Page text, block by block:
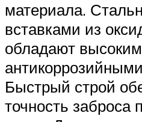
материала.
вставками из
обладают
Быстрый строй
точность заброса